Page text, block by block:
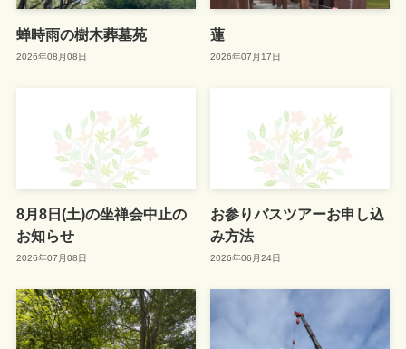
蝉時雨の樹木葬墓苑
2026年08月08日
蓮
2026年07月17日
8月8日(土)の坐禅会中止の
お知らせ
2026年07月08日
お参りバスツアーお申し込
み方法
2026年06月24日